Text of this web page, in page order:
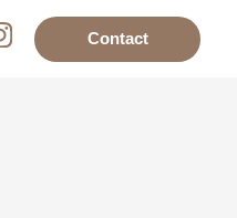
Contact